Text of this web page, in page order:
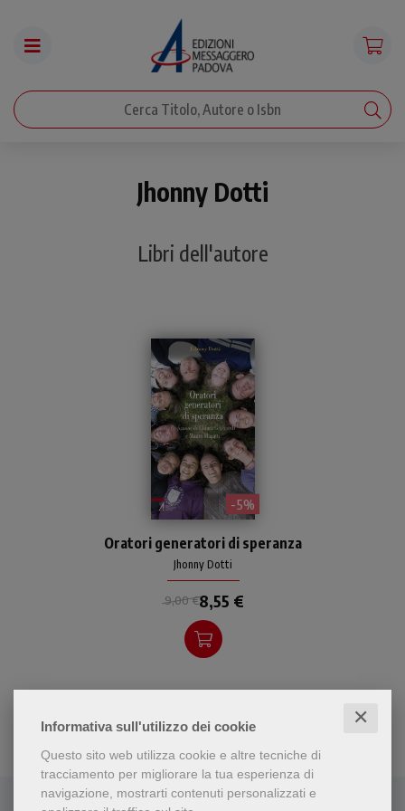
Informativa sull'utilizzo dei cookie ✕
Questo sito web utilizza cookie e altre tecniche di
tracciamento per migliorare la tua esperienza di
navigazione, mostrarti contenuti personalizzati e
Jhonny Dotti
Libri dell'autore
- 5%
come autentico luogo di
incontro, gioco e ascolto per
ragazzi. Una sfida in questo
tempo in cui i giovani sono
abituati alle relazioni...
virtuali.
Oratori generatori di speranza
Jhonny Dotti
9,00 €8,55 €